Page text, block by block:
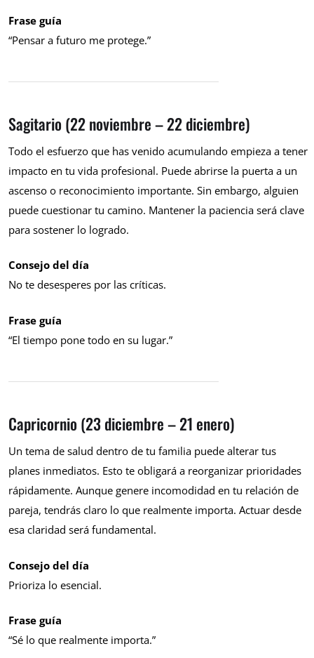
Frase guía
“Pensar a futuro me protege.”
Sagitario (22 noviembre – 22 diciembre)
Todo el esfuerzo que has venido acumulando empieza a tener
impacto en tu vida profesional. Puede abrirse la puerta a un
ascenso o reconocimiento importante. Sin embargo, alguien
puede cuestionar tu camino. Mantener la paciencia será clave
para sostener lo logrado.
Consejo del día
No te desesperes por las críticas.
Frase guía
“El tiempo pone todo en su lugar.”
Capricornio (23 diciembre – 21 enero)
Un tema de salud dentro de tu familia puede alterar tus
planes inmediatos. Esto te obligará a reorganizar prioridades
rápidamente. Aunque genere incomodidad en tu relación de
pareja, tendrás claro lo que realmente importa. Actuar desde
esa claridad será fundamental.
Consejo del día
Prioriza lo esencial.
Frase guía
“Sé lo que realmente importa.”